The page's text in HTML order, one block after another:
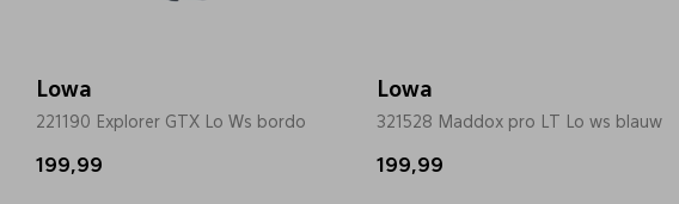
Lowa
221190 Explorer GTX Lo Ws bordo
199,99
Lowa
321528 Maddox pro LT Lo ws blauw
199,99